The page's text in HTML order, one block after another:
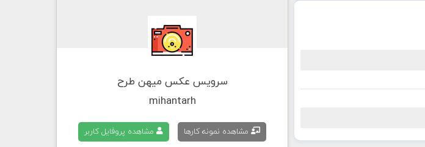
سرویس عکس میهن طرح
mihantarh
مشاهده نمونه کارها مشاهده پروفایل کاربر